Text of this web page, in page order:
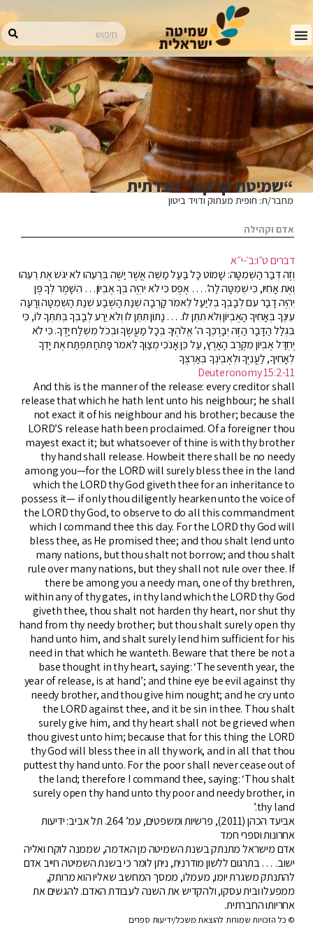
“שמיטת קרקע” חברתית
מחבר/ת: חופית מעתוק ודויד ביטון
אדם וקהילה
דברים ט״ו:ב׳-י״א
וְזֶה דְּבַר הַשְּׁמִטָּה: שָׁמוֹט כָּל בַּעַל מַשֵּׁה אֲשֶׁר יַשֶּׁה בְּרֵעֵהוּ לֹא יִגֹּשׂ אֶת רֵעֵהוּ
וְאֶת אָחִיו, כִּי שְׁמִטָּה לַה’. … אֶפֶס כִּי לֹא יִהְיֶה בְּךָ אֶבְיוֹן… הִשָּׁמֶר לְךָ פֶּן
יִהְיֶה דָבָר עִם לְבָבְךָ בְלִיַּעַל לֵאמֹר קָרְבָה שְׁנַת הַשֶּׁבַע שְׁנַת הַשְּׁמִטָּה וְרָעָה
עֵינְךָ בְּאָחִיךָ הָאֶבְיוֹן וְלֹא תִתֵּן לוֹ. … נָתוֹן תִּתֵּן לוֹ וְלֹא יֵרַע לְבָבְךָ בְּתִתְּךָ לוֹ, כִּי
בִּגְלַל הַדָּבָר הַזֶּה יְבָרֶכְךָ ה’ אֱלֹהֶיךָ בְּכָל מַעֲשֶׂךָ וּבְכֹל מִשְׁלַח יָדֶךָ. כִּי לֹא
יֶחְדַּל אֶבְיוֹן מִקֶּרֶב הָאָרֶץ, עַל כֵּן אָנֹכִי מְצַוְּךָ לֵאמֹר פָּתֹחַ תִּפְתַּח אֶת יָדְךָ
לְאָחִיךָ, לַעֲנִיֶּךָ וּלְאֶבְיֹנְךָ בְּאַרְצֶךָ
Deuteronomy 15:2-11
And this is the manner of the release: every creditor shall
release that which he hath lent unto his neighbour; he shall
not exact it of his neighbour and his brother; because the
LORD’S release hath been proclaimed. Of a foreigner thou
mayest exact it; but whatsoever of thine is with thy brother
thy hand shall release. Howbeit there shall be no needy
among you—for the LORD will surely bless thee in the land
which the LORD thy God giveth thee for an inheritance to
possess it— if only thou diligently hearken unto the voice of
the LORD thy God, to observe to do all this commandment
which I command thee this day. For the LORD thy God will
bless thee, as He promised thee; and thou shalt lend unto
many nations, but thou shalt not borrow; and thou shalt
rule over many nations, but they shall not rule over thee. If
there be among you a needy man, one of thy brethren,
within any of thy gates, in thy land which the LORD thy God
giveth thee, thou shalt not harden thy heart, nor shut thy
hand from thy needy brother; but thou shalt surely open thy
hand unto him, and shalt surely lend him sufficient for his
need in that which he wanteth. Beware that there be not a
base thought in thy heart, saying: ‘The seventh year, the
year of release, is at hand’; and thine eye be evil against thy
needy brother, and thou give him nought; and he cry unto
the LORD against thee, and it be sin in thee. Thou shalt
surely give him, and thy heart shall not be grieved when
thou givest unto him; because that for this thing the LORD
thy God will bless thee in all thy work, and in all that thou
puttest thy hand unto. For the poor shall never cease out of
the land; therefore I command thee, saying: ‘Thou shalt
surely open thy hand unto thy poor and needy brother, in
thy land.’
אביעד הכהן (2011), פרשיות ומשפטים, עמ’ 264. תל אביב: ידיעות
אחרונות וספרי חמד
אדם מישראל מתנתק בשנת השמיטה מן האדמה, שממנה לוקח ואליה
ישוב. … בתרגום ללשון מודרנית, ניתן לומר כי בשנת השמיטה חייב אדם
להתנתק משגרת יומו, מעמלו, ממסך המחשב שאליו הוא מרותק,
ממפעלו ובית עסקו, ולהקדיש את השנה לעבודת האדם. להגשים את
אחריותו החברתית.
© כל הזכויות שמורות להוצאת משכל/ידיעות ספרים